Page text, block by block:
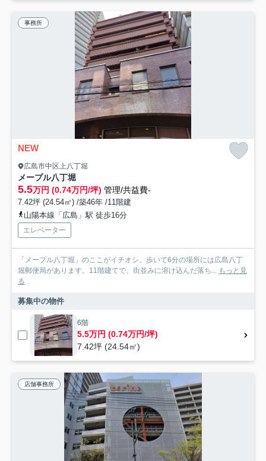
事務所
NEW
広島市中区上八丁堀
メープル八丁堀
5.5万円 (0.74万円/坪) 管理/共益費-
7.42坪 (24.54㎡) /築46年 /11階建
山陽本線「広島」駅 徒歩16分
エレベーター
「メープル八丁堀」のここがイチオシ。歩いて6分の場所には広島八丁
堀郵便局があります。11階建てで、街並みに溶け込んだ落ち... もっと見
る
募集中の物件
6階
5.5万円 (0.74万円/坪)
7.42坪 (24.54㎡)
店舗事務所